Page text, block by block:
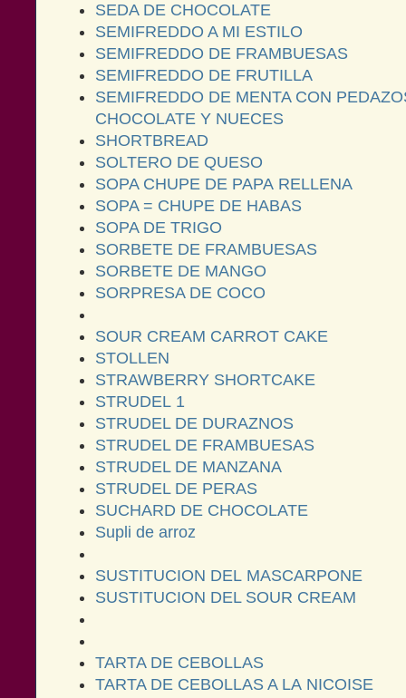
SEDA DE CHOCOLATE
SEMIFREDDO A MI ESTILO
SEMIFREDDO DE FRAMBUESAS
SEMIFREDDO DE FRUTILLA
SEMIFREDDO DE MENTA CON
CHOCOLATE Y NUECES
SHORTBREAD
SOLTERO DE QUESO
SOPA CHUPE DE PAPA RELLENA
SOPA = CHUPE DE HABAS
SOPA DE TRIGO
SORBETE DE FRAMBUESAS
SORBETE DE MANGO
SORPRESA DE COCO
SOUR CREAM CARROT CAKE
STOLLEN
STRAWBERRY SHORTCAKE
STRUDEL 1
STRUDEL DE DURAZNOS
STRUDEL DE FRAMBUESAS
STRUDEL DE MANZANA
STRUDEL DE PERAS
SUCHARD DE CHOCOLATE
Supli de arroz
SUSTITUCION DEL MASCARPONE
SUSTITUCION DEL SOUR CREAM
TARTA DE CEBOLLAS
TARTA DE CEBOLLAS A LA NICOISE